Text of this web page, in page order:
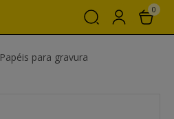
0
Papéis para gravura